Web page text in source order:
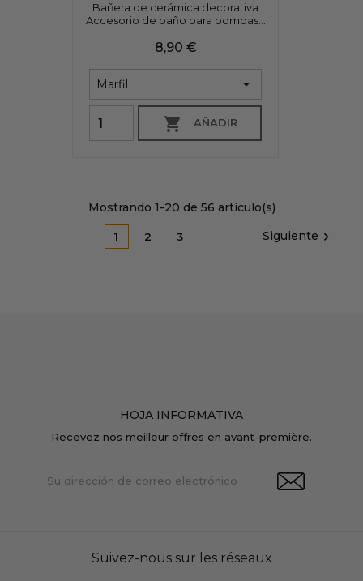
Bañera de cerámica decorativa
Accesorio de baño para bombas...
Precio
8,90 €
 AÑADIR
Mostrando 1-20 de 56 artículo(s)
1 2 3 Siguiente 
HOJA INFORMATIVA
Recevez nos meilleur offres en avant-première.
Suivez-nous sur les réseaux